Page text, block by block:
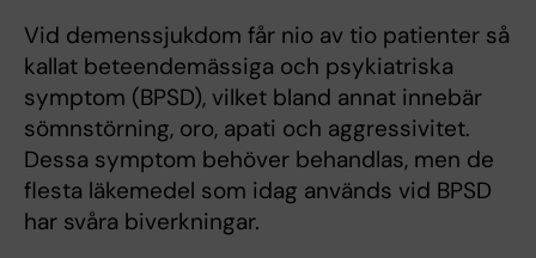
Vid demenssjukdom får nio av tio patienter så
kallat beteendemässiga och psykiatriska
symptom (BPSD), vilket bland annat innebär
sömnstörning, oro, apati och aggressivitet.
Dessa symptom behöver behandlas, men de
flesta läkemedel som idag används vid BPSD
har svåra biverkningar.